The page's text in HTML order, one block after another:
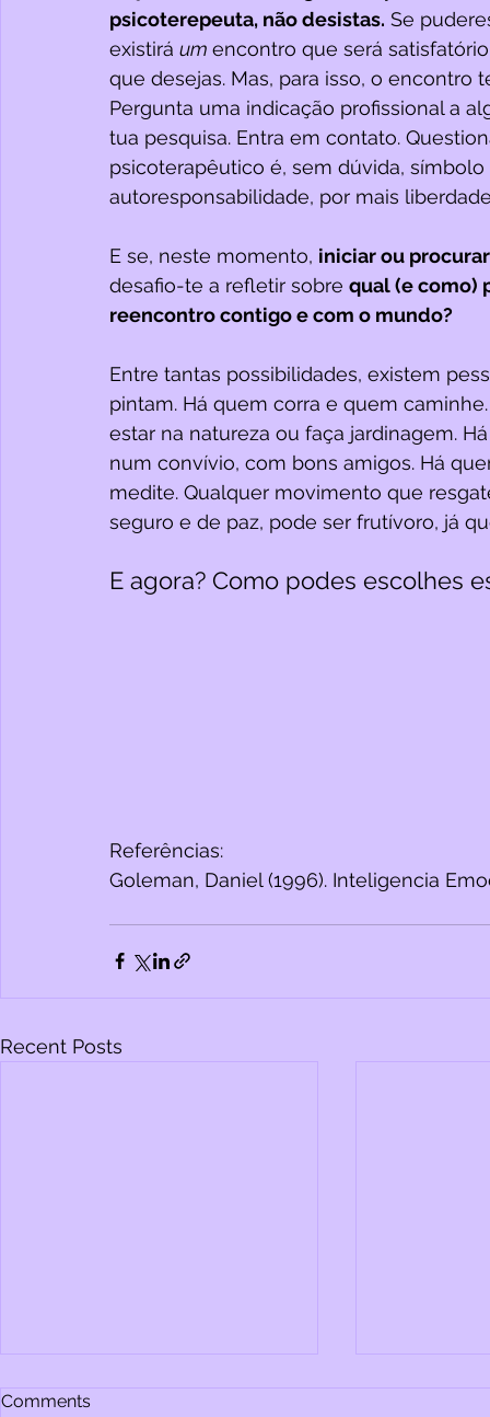
psicoterepeuta, não desistas. Se
existirá um encontro que será
que desejas. Mas, para isso, o
Pergunta uma indicação profissional a
tua pesquisa. Entra em contato.
psicoterapêutico é, sem dúvida,
autoresponsabilidade, por mais
E se, neste momento, iniciar ou
desafio-te a refletir sobre qual (e como)
reencontro contigo e com o mundo?
Entre tantas possibilidades, existem
pintam. Há quem corra e quem
estar na natureza ou faça jardinagem.
num convívio, com bons amigos. Há
medite. Qualquer movimento que
seguro e de paz, pode ser frutívoro, já
E agora? Como podes escolhes
Referências:
Goleman, Daniel (1996). Inteligencia
Recent Posts
Comments